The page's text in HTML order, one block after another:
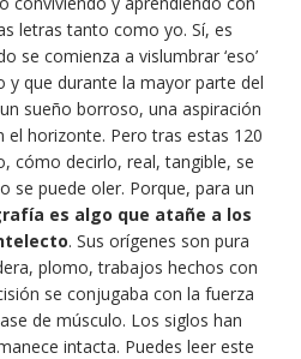
letras tanto como yo. Sí, es
se comienza a vislumbrar ‘eso’
y que durante la mayor parte del
sueño borroso, una aspiración
el horizonte. Pero tras estas 120
cómo decirlo, real, tangible, se
se puede oler. Porque, para un
es algo que atañe a los
. Sus orígenes son pura
plomo, trabajos hechos con
se conjugaba con la fuerza
de músculo. Los siglos han
intacta. Puedes leer este